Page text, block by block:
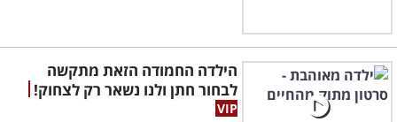
הילדה החמודה הזאת מתקשה
לבחור חתן ולנו נשאר רק לצחוק!